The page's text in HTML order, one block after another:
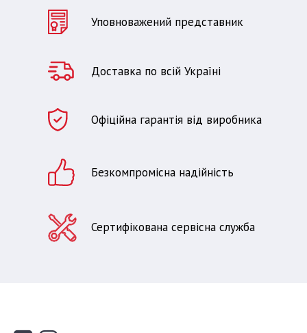
Уповноважений представник
Доставка по всій Україні
Офіційна гарантія від виробника
Безкомпромісна надійність
Сертифікована сервісна служба